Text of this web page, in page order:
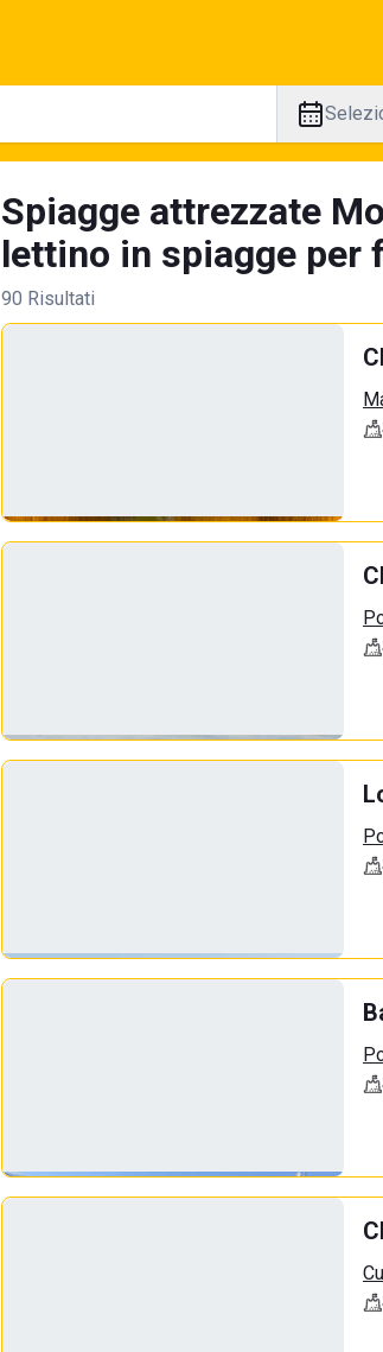
Spiagge attrezzate
lettino in spiagge per
90 Risultati